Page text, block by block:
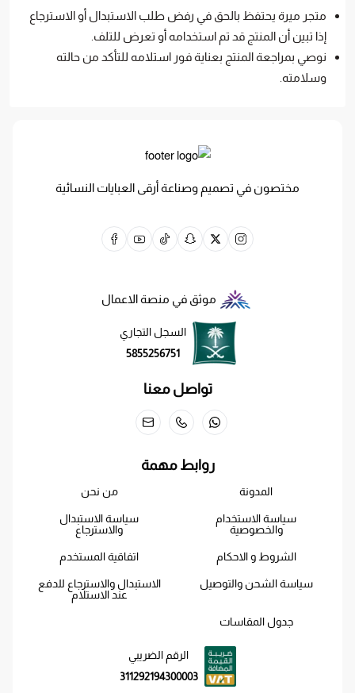
متجر ميرة يحتفظ بالحق في رفض طلب الاستبدال أو الاسترجاع
إذا تبين أن المنتج قد تم استخدامه أو تعرض للتلف.
نوصي بمراجعة المنتج بعناية فور استلامه للتأكد من حالته
وسلامته.
مختصون في تصميم وصناعة أرقى العبايات النسائية
موثق في منصة الاعمال
السجل التجاري
5855256751
تواصل معنا
روابط مهمة
المدونة من نحن
سياسة الاستخدام
والخصوصية
سياسة الاستبدال
والاسترجاع
الشروط و الاحكام اتفاقية المستخدم
سياسة الشحن والتوصيل
الاستبدال والاسترجاع للدفع
عند الاستلام
جدول المقاسات
الرقم الضريبي
311292194300003